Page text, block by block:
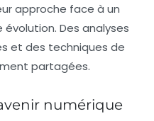
approche face à un
Des analyses
et des techniques de
partagées.
numérique